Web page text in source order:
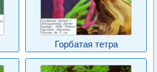
Горбатая тетра